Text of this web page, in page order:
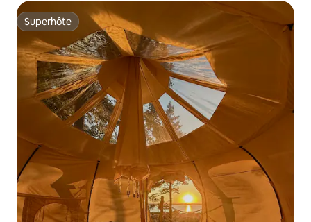
Superhôte
Superhôte